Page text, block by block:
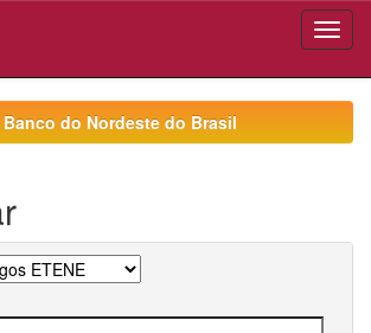
Banco do Nordeste do Brasil